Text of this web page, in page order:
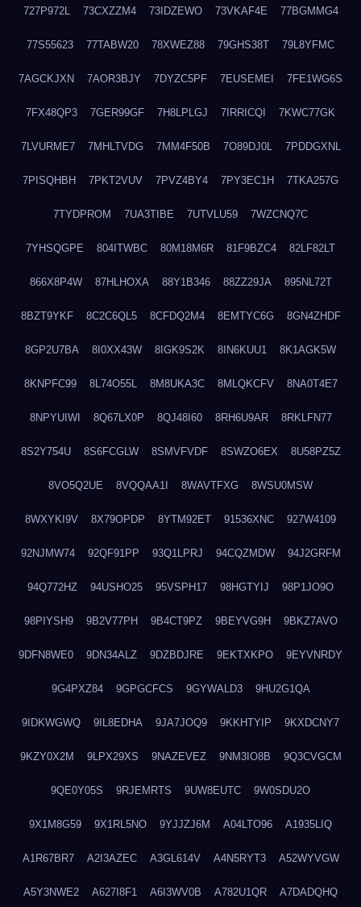
727P972L 73CXZZM4 73IDZEWO 73VKAF4E 77BGMMG4
77S55623 77TABW20 78XWEZ88 79GHS38T 79L8YFMC
7AGCKJXN 7AOR3BJY 7DYZC5PF 7EUSEMEI 7FE1WG6S
7FX48QP3 7GER99GF 7H8LPLGJ 7IRRICQI 7KWC77GK
7LVURME7 7MHLTVDG 7MM4F50B 7O89DJ0L 7PDDGXNL
7PISQHBH 7PKT2VUV 7PVZ4BY4 7PY3EC1H 7TKA257G
7TYDPROM 7UA3TIBE 7UTVLU59 7WZCNQ7C
7YHSQGPE 804ITWBC 80M18M6R 81F9BZC4 82LF82LT
866X8P4W 87HLHOXA 88Y1B346 88ZZ29JA 895NL72T
8BZT9YKF 8C2C6QL5 8CFDQ2M4 8EMTYC6G 8GN4ZHDF
8GP2U7BA 8I0XX43W 8IGK9S2K 8IN6KUU1 8K1AGK5W
8KNPFC99 8L74O55L 8M8UKA3C 8MLQKCFV 8NA0T4E7
8NPYUIWI 8Q67LX0P 8QJ48I60 8RH6U9AR 8RKLFN77
8S2Y754U 8S6FCGLW 8SMVFVDF 8SWZO6EX 8U58PZ5Z
8VO5Q2UE 8VQQAA1I 8WAVTFXG 8WSU0MSW
8WXYKI9V 8X79OPDP 8YTM92ET 91536XNC 927W4109
92NJMW74 92QF91PP 93Q1LPRJ 94CQZMDW 94J2GRFM
94Q772HZ 94USHO25 95VSPH17 98HGTYIJ 98P1JO9O
98PIYSH9 9B2V77PH 9B4CT9PZ 9BEYVG9H 9BKZ7AVO
9DFN8WE0 9DN34ALZ 9DZBDJRE 9EKTXKPO 9EYVNRDY
9G4PXZ84 9GPGCFCS 9GYWALD3 9HU2G1QA
9IDKWGWQ 9IL8EDHA 9JA7JOQ9 9KKHTYIP 9KXDCNY7
9KZY0X2M 9LPX29XS 9NAZEVEZ 9NM3IO8B 9Q3CVGCM
9QE0Y05S 9RJEMRTS 9UW8EUTC 9W0SDU2O
9X1M8G59 9X1RL5NO 9YJJZJ6M A04LTO96 A1935LIQ
A1R67BR7 A2I3AZEC A3GL614V A4N5RYT3 A52WYVGW
A5Y3NWE2 A627I8F1 A6I3WV0B A782U1QR A7DADQHQ